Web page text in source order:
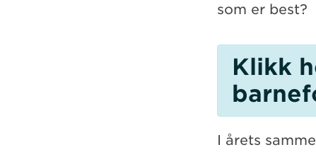
som er best?
Klikk
I årets